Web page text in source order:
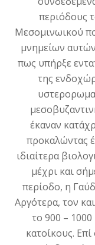
περιόδους
Μεσομινωικού
μνημείων αυτών
πως υπήρξε
της
έκαναν
προκαλώντας
ιδιαίτερα
μέχρι και
περίοδο, η
Αργότερα, τον
το 900 – 1000
κατοίκους.